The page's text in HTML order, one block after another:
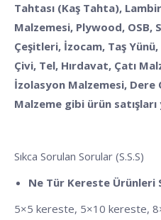
Tahtası (Kaş Tahta),
Malzemesi, Plywood, OSB,
Çeşitleri, İzocam, Taş
Çivi, Tel, Hırdavat, Çatı
İzolasyon Malzemesi,
Malzeme gibi ürün satışları
Sıkca Sorulan Sorular (S.S.S)
Ne Tür Kereste Ürünleri
5×5 kereste, 5×10 kereste,